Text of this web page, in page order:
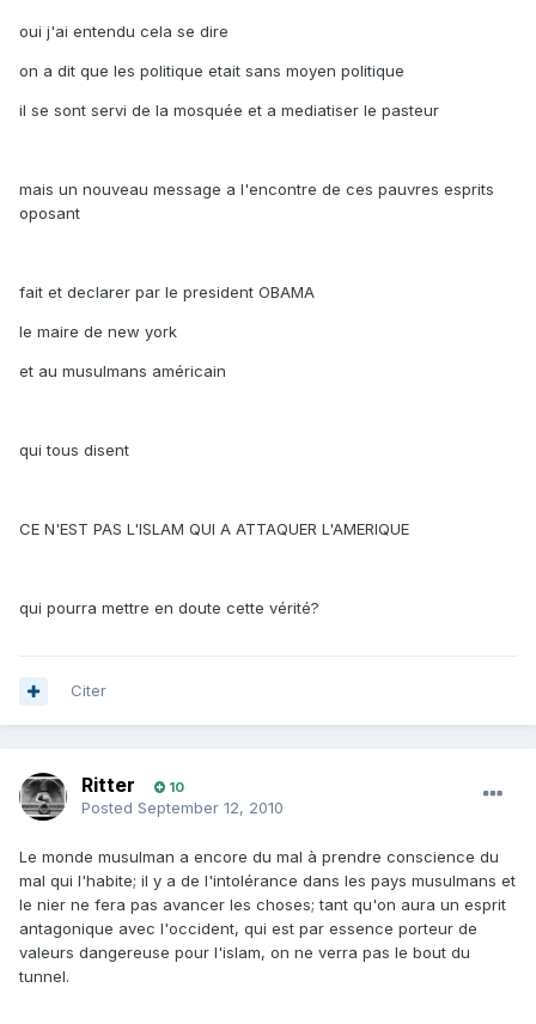
oui j'ai entendu cela se dire
on a dit que les politique etait sans moyen politique
il se sont servi de la mosquée et a mediatiser le pasteur
mais un nouveau message a l'encontre de ces pauvres esprits
oposant
fait et declarer par le president OBAMA
le maire de new york
et au musulmans américain
qui tous disent
CE N'EST PAS L'ISLAM QUI A ATTAQUER L'AMERIQUE
qui pourra mettre en doute cette vérité?
Citer
Ritter 10
Posted September 12, 2010
Le monde musulman a encore du mal à prendre conscience du
mal qui l'habite; il y a de l'intolérance dans les pays musulmans et
le nier ne fera pas avancer les choses; tant qu'on aura un esprit
antagonique avec l'occident, qui est par essence porteur de
valeurs dangereuse pour l'islam, on ne verra pas le bout du
tunnel.